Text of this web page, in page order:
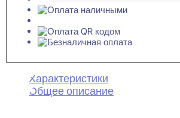
Характеристики
Общее описание